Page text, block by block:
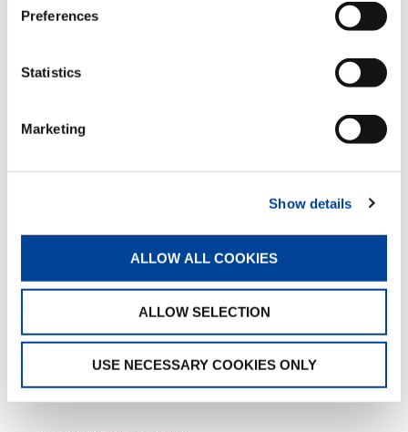
Preferences
Statistics
Marketing
Show details
ALLOW ALL COOKIES
ALLOW SELECTION
USE NECESSARY COOKIES ONLY
Radiocomando
Caricabatterie
Vano porta attrezzi
Trasformazione ATEX
Sistema Valla Connect
Colorazione personalizzata